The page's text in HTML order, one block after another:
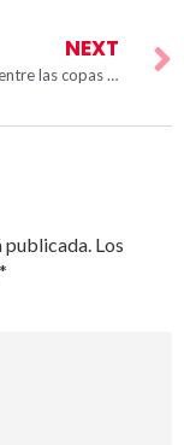
NEXT
Diferencias entre las copas menstruales SileuCup
publicada. Los
*